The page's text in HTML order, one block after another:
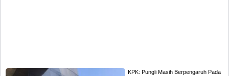
KPK: Pungli Masih Berpengaruh Pada